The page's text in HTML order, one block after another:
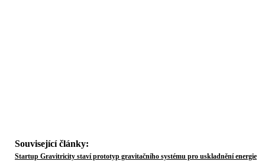
Související články:
Startup Gravitricity staví prototyp gravitačního systému pro uskladnění energie